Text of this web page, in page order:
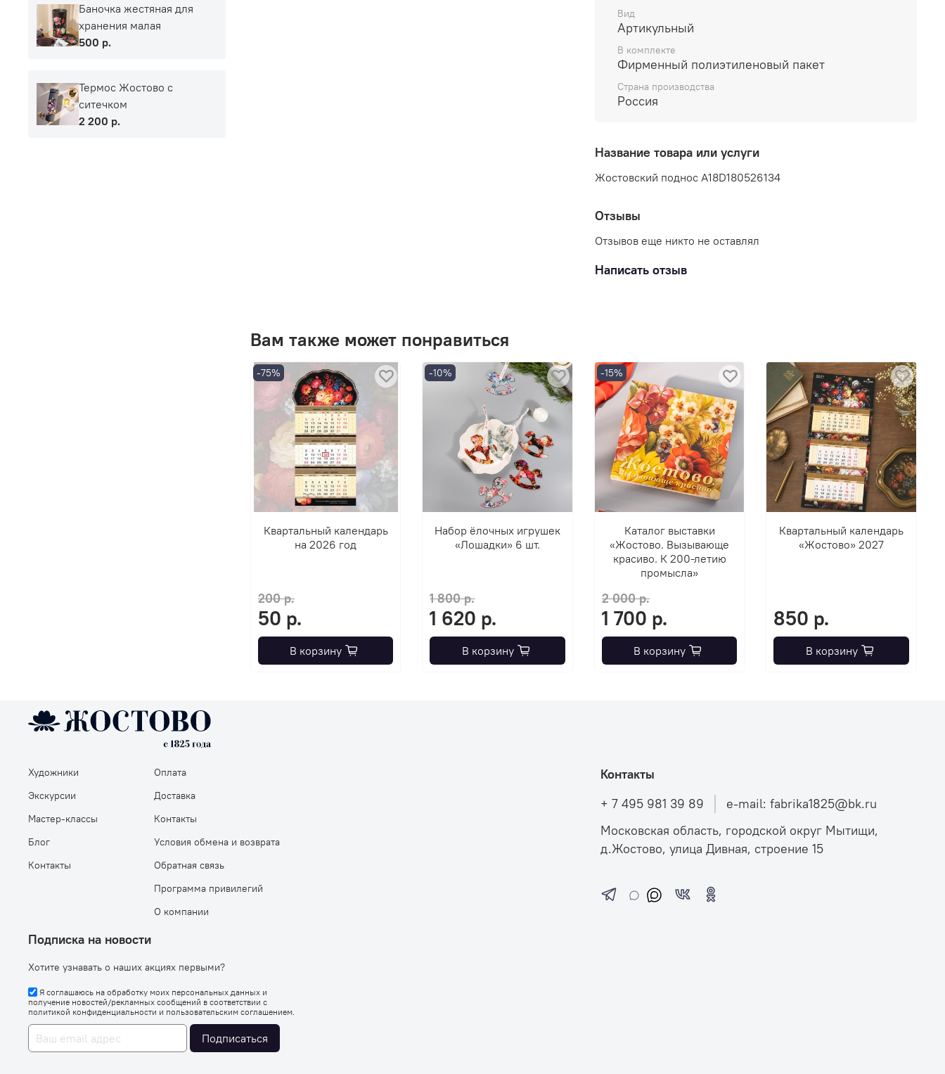
Вид
Артикульный
В комплекте
Фирменный полиэтиленовый пакет
Страна производства
Россия
Название товара или услуги
Жостовский поднос A18D180526134
Отзывы
Отзывов еще никто не оставлял
Написать отзыв
Вам также может понравиться
-75%
Квартальный календарь
на 2026 год
200 р.
50 р.
В корзину
-10%
Набор ёлочных игрушек
«Лошадки» 6 шт.
1 800 р.
1 620 р.
В корзину
-15%
Каталог выставки
«Жостово. Вызывающе
красиво. К 200-летию
промысла»
2 000 р.
1 700 р.
В корзину
Квартальный календарь
«Жостово» 2027
850 р.
В корзину
Баночка жестяная для
хранения малая
500 р.
Термос Жостово с
ситечком
2 200 р.
Художники
Экскурсии
Мастер-классы
Блог
Контакты
Оплата
Доставка
Контакты
Условия обмена и возврата
Обратная связь
Программа привилегий
О компании
Подписка на новости
Хотите узнавать о наших акциях первыми?
Я соглашаюсь на обработку моих персональных данных и
получение новостей/рекламных сообщений в соответствии с
политикой конфиденциальности и пользовательским соглашением.
Подписаться
Контакты
+ 7 495 981 39 89
e-mail: fabrika1825@bk.ru
Московская область, городской округ Мытищи,
д.Жостово, улица Дивная, строение 15